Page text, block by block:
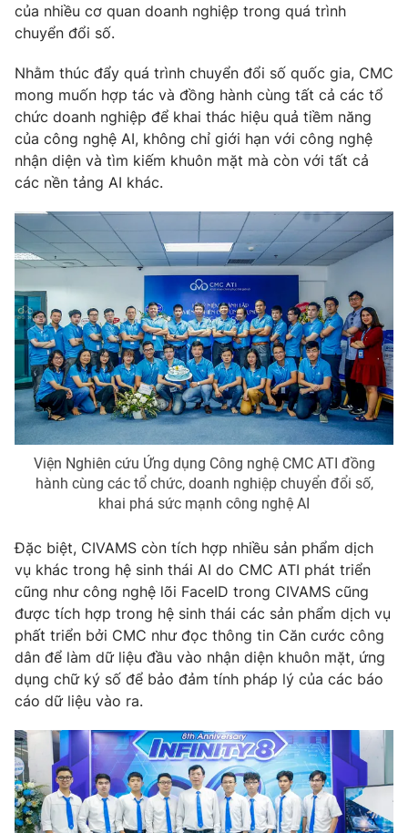
của nhiều cơ quan doanh nghiệp trong quá trình
chuyển đổi số.
Nhằm thúc đẩy quá trình chuyển đổi số quốc gia, CMC
mong muốn hợp tác và đồng hành cùng tất cả các tổ
chức doanh nghiệp để khai thác hiệu quả tiềm năng
của công nghệ AI, không chỉ giới hạn với công nghệ
nhận diện và tìm kiếm khuôn mặt mà còn với tất cả
các nền tảng AI khác.
Viện Nghiên cứu Ứng dụng Công nghệ CMC ATI đồng
hành cùng các tổ chức, doanh nghiệp chuyển đổi số,
khai phá sức mạnh công nghệ AI
Đặc biệt, CIVAMS còn tích hợp nhiều sản phẩm dịch
vụ khác trong hệ sinh thái AI do CMC ATI phát triển
cũng như công nghệ lõi FaceID trong CIVAMS cũng
được tích hợp trong hệ sinh thái các sản phẩm dịch vụ
phất triển bởi CMC như đọc thông tin Căn cước công
dân để làm dữ liệu đầu vào nhận diện khuôn mặt, ứng
dụng chữ ký số để bảo đảm tính pháp lý của các báo
cáo dữ liệu vào ra.